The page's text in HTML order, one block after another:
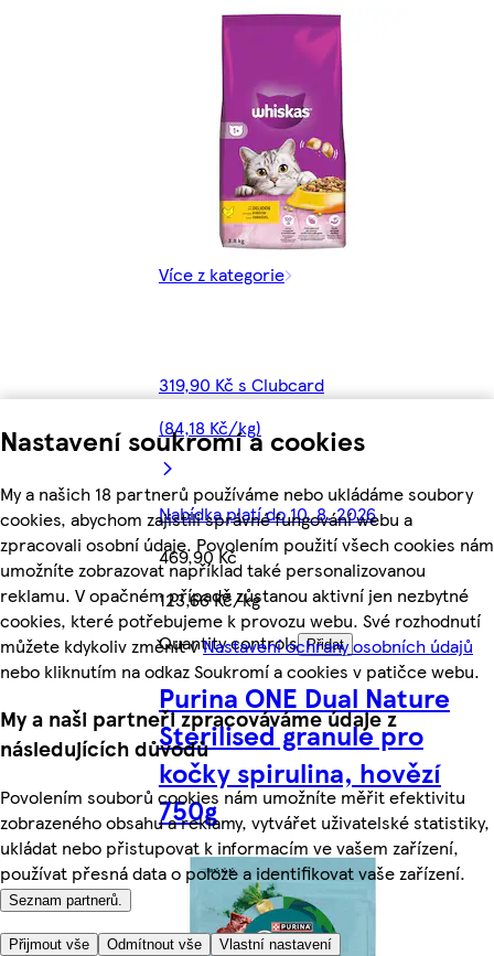
Nastavení soukromí a cookies
My a našich 18 partnerů používáme nebo ukládáme soubory
cookies, abychom zajistili správné fungování webu a
zpracovali osobní údaje. Povolením použití všech cookies nám
umožníte zobrazovat například také personalizovanou
reklamu. V opačném případě zůstanou aktivní jen nezbytné
cookies, které potřebujeme k provozu webu. Své rozhodnutí
můžete kdykoliv změnit vNastavení ochrany osobních údajů
nebo kliknutím na odkaz Soukromí a cookies v patičce webu.
My a naši partneři zpracováváme údaje z
následujících důvodů
Povolením souborů cookies nám umožníte měřit efektivitu
zobrazeného obsahu a reklamy, vytvářet uživatelské statistiky,
ukládat nebo přistupovat k informacím ve vašem zařízení,
používat přesná data o poloze a identifikovat vaše zařízení.
Seznam partnerů.
Přijmout vše Odmítnout vše Vlastní nastavení
Více z kategorie
319,90 Kč s Clubcard
(84,18 Kč/kg)
Nabídka platí do 10. 8. 2026
469,90 Kč
123,66 Kč/kg
Quantity controls Přidat
Purina ONE Dual Nature
Sterilised granule pro
kočky spirulina, hovězí
750g